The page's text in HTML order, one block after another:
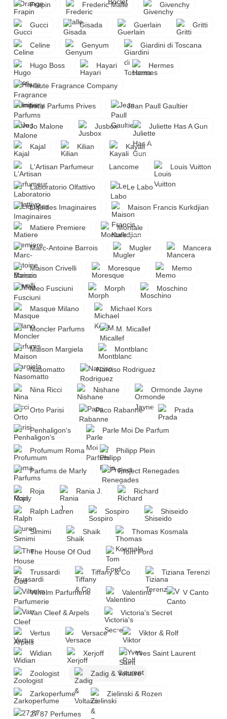
Frapin Frederic Malle Givenchy
Gucci Gisada Guerlain Gritti
Celine Genyum Giardini di Toscana
Hugo Boss Hayari Hermes
Haute Fragrance Company
Initio Parfums Prives Jean Paull Gaultier
Jo Malone Jusbox Juliette Has A Gun
Kajal Kilian Kayali
L'Artisan Parfumeur Lancome Louis Vuitton
Laboratorio Olfattivo Le Labo
Liquides Imaginaires Maison Francis Kurkdjian
Matiere Premiere Montale
Marc-Antoine Barrois Mugler Mancera
Maison Crivelli Moresque Memo
Meo Fusciuni Morph Moschino
Masque Milano Michael Kors
Moncler Parfums M. Micallef
Maison Margiela Montblanc
Nasomatto Narciso Rodriguez
Nina Ricci Nishane Ormonde Jayne
Orto Parisi Paco Rabanne Prada
Penhaligon's Parle Moi De Parfum
Profumum Roma Philipp Plein
Parfums de Marly Project Renegades
Roja Rania J. Richard
Ralph Lauren Sospiro Shiseido
Simimi Shaik Thomas Kosmala
The House Of Oud Tom Ford
Trussardi Tiffany & Co Tiziana Terenzi
Vilhelm Parfumerie Valentino V Canto
Van Cleef & Arpels Victoria's Secret
Vertus Versace Viktor & Rolf
Widian Xerjoff Yves Saint Laurent
Zoologist Zadig & Voltaire
Zarkoperfume Zielinski & Rozen
27 87 Perfumes